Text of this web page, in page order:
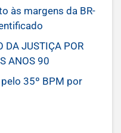
às margens da BR-
DA JUSTIÇA POR
ANOS 90
35º BPM por